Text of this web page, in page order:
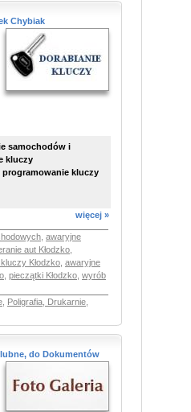
Chybiak
samochodów i
kluczy
kluczy
więcej »
awaryjne
aut Kłodzko
Kłodzko awaryjne
pieczątki Kłodzko wyrób
Poligrafia, Drukarnie,
do Dokumentów